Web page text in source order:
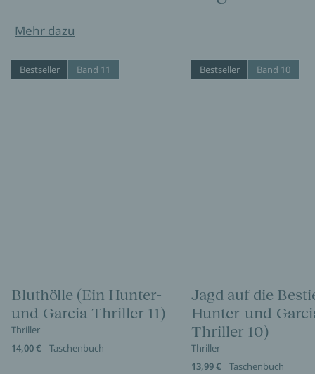
Mehr dazu
Bestseller Band 11
Bluthölle (Ein Hunter-
und-Garcia-Thriller 11)
Thriller
14,00 €
Taschenbuch
Bestseller Band 10
Jagd auf die
Hunter-und-
Thriller 10)
Thriller
13,99 €
Taschenbuch